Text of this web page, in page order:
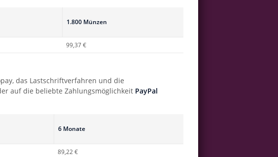
1.800 Münzen
99,37 €
das Lastschriftverfahren und die
auf die beliebte Zahlungsmöglichkeit PayPal
6 Monate
89,22 €